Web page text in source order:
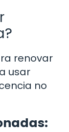
renovar
usar
no